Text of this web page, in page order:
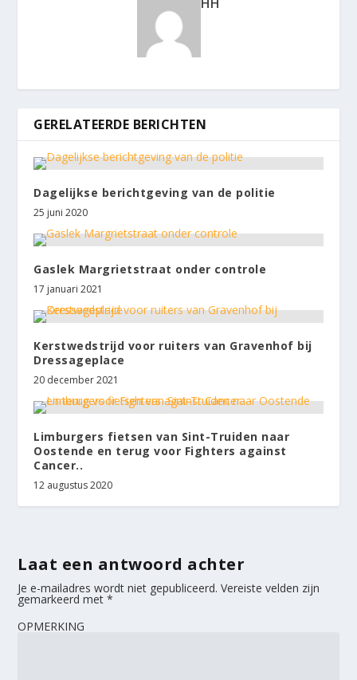
GERELATEERDE BERICHTEN
Dagelijkse berichtgeving van de politie
25 juni 2020
Gaslek Margrietstraat onder controle
17 januari 2021
Kerstwedstrijd voor ruiters van Gravenhof bij
Dressageplace
20 december 2021
Limburgers fietsen van Sint-Truiden naar
Oostende en terug voor Fighters against
Cancer..
12 augustus 2020
Laat een antwoord achter
Je e-mailadres wordt niet gepubliceerd. Vereiste velden zijn
gemarkeerd met*
OPMERKING